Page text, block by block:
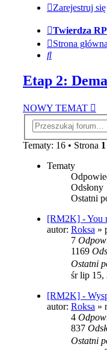
Zarejestruj się
Twierdza
Strona główna
Szukaj
Etap 2: Dema
NOWY TEMAT
Tematy: 16 • Strona 1
Tematy
Odsłony
Ostatni
[RM2K] - You
autor: Roksa »
7
1169
Ostatni
śr lip 15,
[RM2K] -
autor: Roksa »
4
837
Ostatni